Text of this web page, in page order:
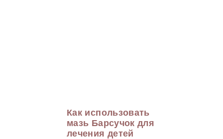
Как использовать
мазь Барсучок для
лечения детей